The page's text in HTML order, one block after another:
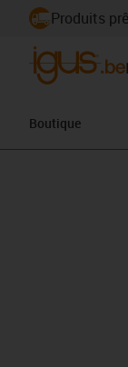
Produits
Boutique